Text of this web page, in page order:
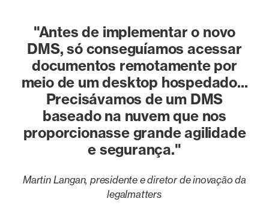
"Antes de implementar o novo
DMS, só conseguíamos acessar
documentos remotamente por
meio de um desktop hospedado...
Precisávamos de um DMS
baseado na nuvem que nos
proporcionasse grande agilidade
e segurança."
Martin Langan, presidente e diretor de inovação da
legalmatters